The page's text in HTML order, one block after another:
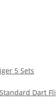
5 Sets